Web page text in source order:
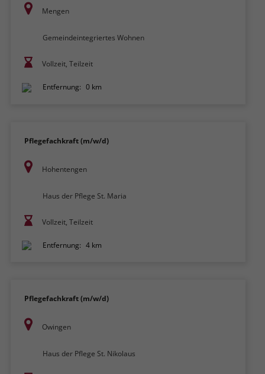
Mengen
Gemeindeintegriertes Wohnen
Vollzeit, Teilzeit
Entfernung: 0 km
Pflegefachkraft (m/w/d)
Hohentengen
Haus der Pflege St. Maria
Vollzeit, Teilzeit
Entfernung: 4 km
Pflegefachkraft (m/w/d)
Owingen
Haus der Pflege St. Nikolaus